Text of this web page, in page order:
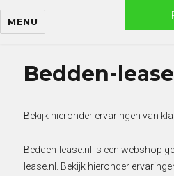
Skip
MENU
Bedden-
Bekijk hieronder ervaringen van
Bedden-lease.nl is een webshop
lease.nl. Bekijk hieronder